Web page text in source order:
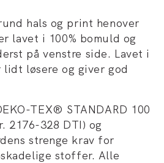
hals og print henover
lavet i 100% bomuld og
på venstre side. Lavet i
løsere og giver god
TEX® STANDARD 100
2176-328 DTI) og
strenge krav for
stoffer. Alle